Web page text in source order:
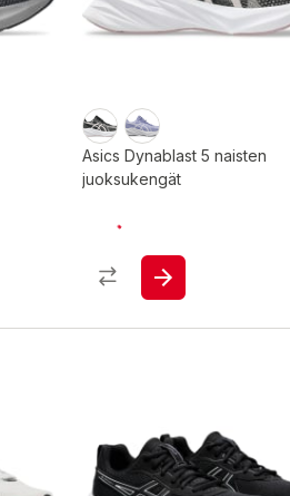
Asics Dynablast 5 naisten
juoksukengät